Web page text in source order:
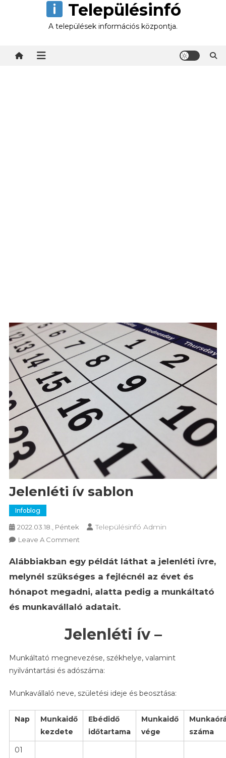
Településinfó
A települések információs központja.
Jelenléti ív sablon
Infoblog
2022.03.18., Péntek Településinfó Admin
Leave A CommentOn
Ív
Sablon
Alábbiakban egy példát láthat a jelenléti ívre,
melynél szükséges a fejlécnél az évet és
hónapot megadni, alatta pedig a munkáltató
és munkavállaló adatait.
Jelenléti ív –
Munkáltató megnevezése, székhelye, valamint
nyilvántartási és adószáma:
Munkavállaló neve, születési ideje és beosztása:
Nap
Munkaidő
kezdete
Ebédidő
időtartama
Munkaidő
vége
száma
01